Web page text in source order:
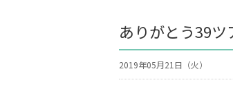
ありがとう39ツ
2019年05月21日（火）